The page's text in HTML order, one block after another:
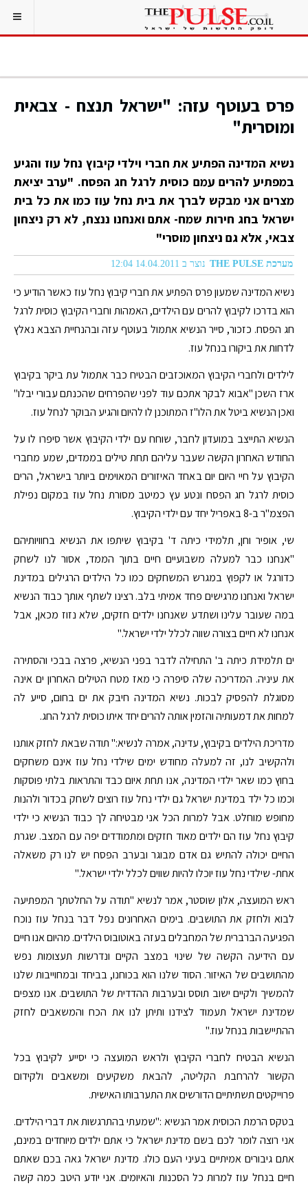
פרס בעוטף עזה: "ישראל תנצח - צבאית
ומוסרית"
נשיא המדינה הפתיע את חברי וילדי קיבוץ נחל עוז והגיע
במפתיע להרים עמם כוסית לרגל חג הפסח. "ערב יציאת
מצרים אני מבקש לברך את בית נחל עוז כמו את כל בית
ישראל בחג חירות שמח- אתם ואנחנו ננצח, לא רק ניצחון
צבאי, אלא גם ניצחון מוסרי"
מערכת THE PULSE נוצר ב 14.04.2011 12:04
נשיא המדינה שמעון פרס הפתיע את חברי קיבוץ נחל עוז כאשר הודיע כי
הוא בדרכו לקיבוץ להרים עם הילדים, האמהות וחברי הקיבוץ כוסית לרגל
חג הפסח. כזכור, סייר הנשיא אתמול בעוטף עזה ובהנחיית הצבא נאלץ
לדחות את ביקורו בנחל עוז.
לילדים ולחברי הקיבוץ המאוכזבים הבטיח כבר אתמול עת ביקר בקיבוץ
ארז השכן "אבוא לבקר אתכם עוד לפני שהפרחים שהכנתם עבורי יבלו"
ואכן הנשיא ביטל את הלו"ז המתוכנן לו להיום והגיע הבוקר לנחל עוז.
הנשיא התייצב במועדון לחבר, שוחח עם ילדי הקיבוץ אשר סיפרו לו על
החודש האחרון הקשה שעבר עליהם תחת טילים בממדים, שמע מחברי
הקיבוץ על חיי היום יום באחד האיזורים המאוימים ביותר בישראל, הרים
כוסית לרגל חג הפסח ונטע עץ כמיטב מסורת נחל עוז במקום נפילת
הפצמ"ר ב-8 באפריל יחד עם ילדי הקיבוץ.
שי, אופיר וחן, תלמידי כיתה ד' בקיבוץ שיתפו את הנשיא בחוויותיהם
"אנחנו כבר למעלה משבועיים חיים בתוך הממד, אסור לנו לשחק
כדורגל או לקפוץ במגרש המשחקים כמו כל הילדים הרגילים במדינת
ישראל ואנחנו מרגישים פחד אמיתי בלב. רצינו לשתף אותך כבוד הנשיא
במה שעובר עלינו ושתדע שאנחנו ילדים חזקים, שלא נזוז מכאן, אבל
אנחנו לא חיים בצורה שווה לכלל ילדי ישראל."
ים תלמידת כיתה ב' התחילה לדבר בפני הנשיא, פרצה בבכי והסתירה
את עיניה. המדריכה שלה סיפרה כי מאז מטח הטילים האחרון ים אינה
מסוגלת להפסיק לבכות. נשיא המדינה חיבק את ים בחום, סייע לה
למחות את דמעותיה והזמין אותה להרים יחד איתו כוסית לרגל החג.
מדריכת הילדים בקיבוץ, עדינה, אמרה לנשיא:" תודה שבאת לחזק אותנו
ולהקשיב לנו, זה למעלה מחודש ימים שילדי נחל עוז אינם משחקים
בחוץ כמו שאר ילדי המדינה, אנו תחת איום כבד והתראות בלתי פוסקות
וכמו כל ילד במדינת ישראל גם ילדי נחל עוז רוצים לשחק בכדור ולהנות
מחופש מוחלט. אבל למרות הכל אני מבטיחה לך כבוד הנשיא כי ילדי
קיבוץ נחל עוז הם ילדים מאוד חזקים ומתמודדים יפה עם המצב. שגרת
החיים יכולה להתיש גם אדם מבוגר ובערב הפסח יש לנו רק משאלה
אחת- שילדי נחל עוז יוכלו להיות שווים לכלל ילדי ישראל."
ראש המועצה, אלון שוסטר, אמר לנשיא "תודה על החלטתך המפתיעה
לבוא ולחזק את התושבים. בימים האחרונים נפל דבר בנחל עוז נוכח
הפגיעה הברברית של המחבלים בעזה באוטובוס הילדים. מהיום אנו חיים
עם הידיעה הקשה של שינוי במצב הקיים ונדרשות תעצומות נפש
מהתושבים של האיזור. הסוד שלנו הוא בכוחנו, בביחד ובמחוייבות שלנו
להמשיך ולקיים ישוב תוסס ובערבות ההדדית של התושבים. אנו מצפים
שמדינת ישראל תעמוד לצידנו ותיתן לנו את הכח והמשאבים לחזק
ההתיישבות בנחל עוז."
הנשיא הבטיח לחברי הקיבוץ ולראש המועצה כי יסייע לקיבוץ בכל
הקשור להרחבת הקליטה, להבאת משקיעים ומשאבים ולקידום
פרוייקטים תשתיתיים הדורשים את התערבותו האישית.
בטקס הרמת הכוסית אמר הנשיא :"שמעתי בהתרגשות את דברי הילדים.
אני רוצה לומר לכם בשם מדינת ישראל כי אתם ילדים מיוחדים במינם,
אתם גיבורים אמיתיים בעיני העם כולו. מדינת ישראל גאה בכם שאתם
חיים בנחל עוז למרות כל הסכנות והאיומים. אני יודע היטב כמה קשה